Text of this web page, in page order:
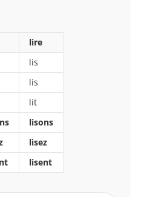
lire
lis
lis
lit
lisons
lisez
lisent